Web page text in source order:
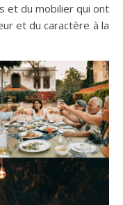
et du mobilier qui ont
et du caractère à la